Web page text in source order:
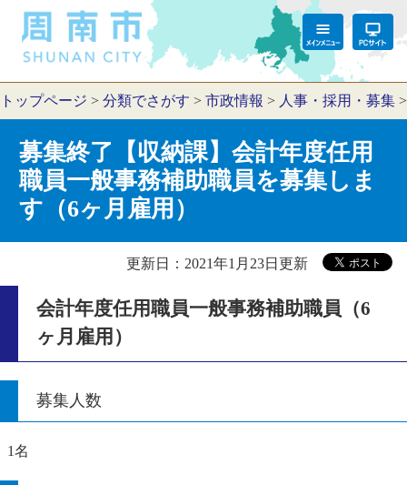
トップページ > 分類でさがす > 市政情報 > 人事・採用・募集
募集終了【収納課】会計年度任用
職員一般事務補助職員を募集しま
す（6ヶ月雇用）
更新日：2021年1月23日更新
会計年度任用職員一般事務補助職員（6
ヶ月雇用）
募集人数
1名